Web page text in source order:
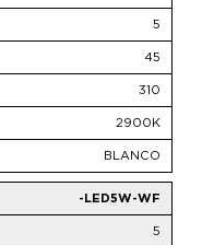
5
45
310
2900K
BLANCO
-LED5W-WF
5